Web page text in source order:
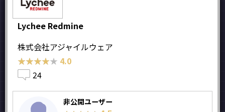
Lychee Redmine
株式会社アジャイルウェア
★★★★★
★★★★★ 4.0
24
非公開ユーザー